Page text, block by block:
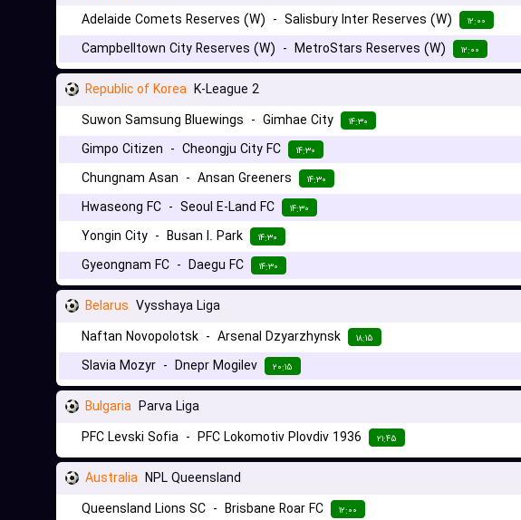
Adelaide Comets Reserves (W) - Salisbury Inter Reserves (W) ۱۲:۰۰
Campbelltown City Reserves (W) - MetroStars Reserves (W) ۱۲:۰۰
Republic of Korea K-League 2
Suwon Samsung Bluewings - Gimhae City ۱۴:۳۰
Gimpo Citizen - Cheongju City FC ۱۴:۳۰
Chungnam Asan - Ansan Greeners ۱۴:۳۰
Hwaseong FC - Seoul E-Land FC ۱۴:۳۰
Yongin City - Busan I. Park ۱۴:۳۰
Gyeongnam FC - Daegu FC ۱۴:۳۰
Belarus Vysshaya Liga
Naftan Novopolotsk - Arsenal Dzyarzhynsk ۱۸:۱۵
Slavia Mozyr - Dnepr Mogilev ۲۰:۱۵
Bulgaria Parva Liga
PFC Levski Sofia - PFC Lokomotiv Plovdiv 1936 ۲۱:۴۵
Australia NPL Queensland
Queensland Lions SC - Brisbane Roar FC ۱۲:۰۰